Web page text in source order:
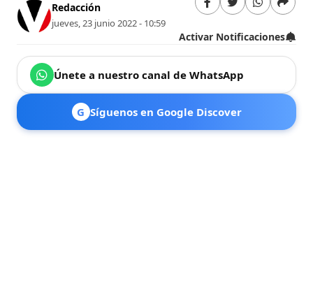
Redacción
jueves, 23 junio 2022 - 10:59
Activar Notificaciones
Únete a nuestro canal de WhatsApp
G Síguenos en Google Discover